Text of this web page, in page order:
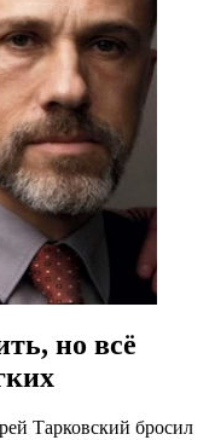
но всё
Тарковский бросил